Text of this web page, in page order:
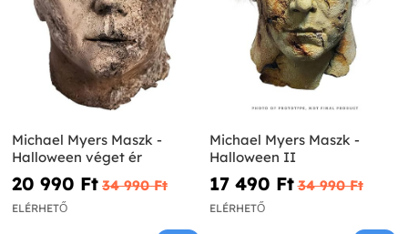
Michael Myers Maszk -
Halloween véget ér
20 990 Ft‎ 34 990 Ft‎
ELÉRHETŐ
Michael Myers Maszk -
Halloween II
17 490 Ft‎ 34 990 Ft‎
ELÉRHETŐ